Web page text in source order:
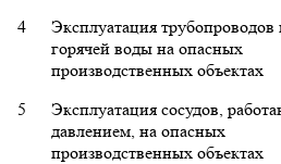
4
Эксплуатация трубопроводов
горячей воды на опасных
производственных объектах
5
Эксплуатация сосудов,
давлением, на опасных
производственных объектах